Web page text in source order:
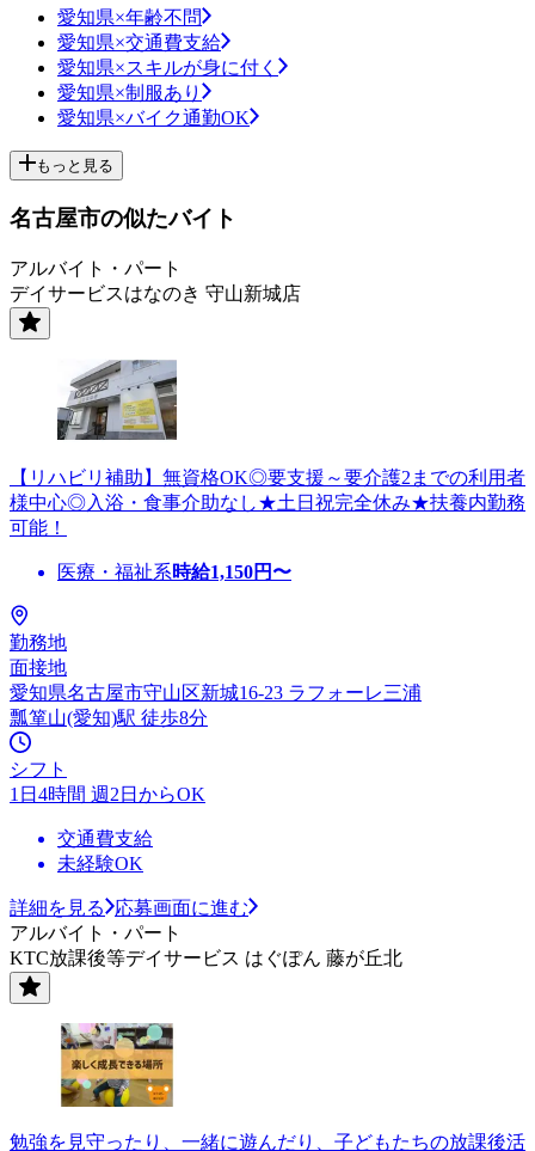
愛知県×年齢不問
愛知県×交通費支給
愛知県×スキルが身に付く
愛知県×制服あり
愛知県×バイク通勤OK
もっと見る
名古屋市の似たバイト
アルバイト・パート
デイサービスはなのき 守山新城店
【リハビリ補助】無資格OK◎要支援～要介護2までの利用者
様中心◎入浴・食事介助なし★土日祝完全休み★扶養内勤務
可能！
医療・福祉系時給1,150円〜
勤務地
面接地
愛知県名古屋市守山区新城16-23 ラフォーレ三浦
瓢箪山(愛知)駅 徒歩8分
シフト
1日4時間 週2日からOK
交通費支給
未経験OK
詳細を見る
応募画面に進む
アルバイト・パート
KTC放課後等デイサービス はぐぽん 藤が丘北
勉強を見守ったり、一緒に遊んだり、子どもたちの放課後活